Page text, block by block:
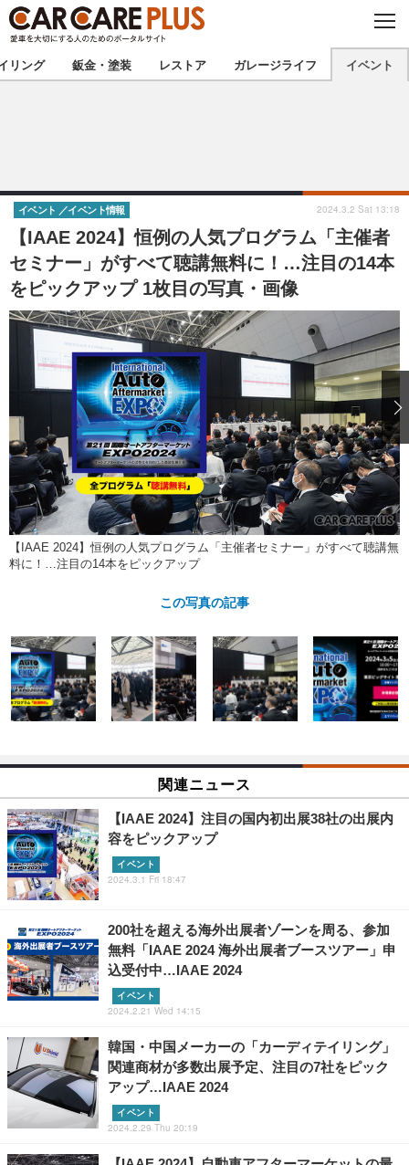
C
O
S
E
★カーケアプラス認定★ 厳選プロショップを地域から探す
甲信越 北陸
東海 関西
中国 四国
九州
注目の記事
ショップレポート 愛車 File
自動車豆知識 ストップ！不具合修理＆粗悪修理
鈑金・塗装
ディテイリング
ディテイリング 洗車
ヘッドライト磨き コーティング
フィルム・ラッピング
鈑金・塗装
小キズ直し 防錆
特集記事
ストップ 不具合修理＆粗悪修理
カーメーカー「旧車」関連プロジェ
クト
ショップ紹介
ショップレポート
レストア
カーメーカー「旧車」関連プロジ
インタビュー
イベント告知 イベントレポート
リング 鈑金・塗装 レストア ガレージライフ イベント
【IAAE 2024】恒例の人気プログラム「主催者
セミナー」がすべて聴講無料に！…注目の14本
をピックアップ 1枚目の写真・画像
イベント イベント情報 2024.3.2 Sat 13:18
【IAAE 2024】恒例の人気プログラム「主催者セミナー」がすべて聴講無
料に！…注目の14本をピックアップ
この写真の記事
関連ニュース
【IAAE 2024】注目の国内初出展38社の出展内
容をピックアップ
イベント
2024.3.1 Fri 18:47
200社を超える海外出展者ゾーンを周る、参加
無料「IAAE 2024 海外出展者ブースツアー」申
込受付中…IAAE 2024
イベント
2024.2.21 Wed 14:15
韓国・中国メーカーの「カーディテイリング」
関連商材が多数出展予定、注目の7社をピック
アップ…IAAE 2024
イベント
2024.2.29 Thu 20:19